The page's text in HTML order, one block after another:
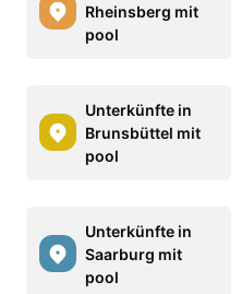
Rheinsberg mit
pool
Unterkünfte in
Brunsbüttel mit
pool
Unterkünfte in
Saarburg mit
pool